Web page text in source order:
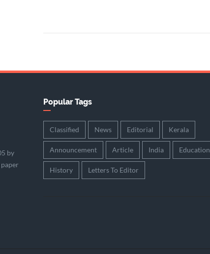
by
Popular Tags
Classified News Editorial Kerala
Announcement Article India Education
History Letters To Editor